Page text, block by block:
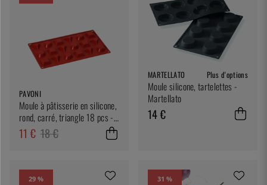
PAVONI
Moule à pâtisserie en silicone,
rond, carré, triangle 18 pcs -
Pavoni
11 € 18 €
MARTELLATO Plus d'options
Moule silicone, tartelettes -
Martellato
14 €
29 % 31 %